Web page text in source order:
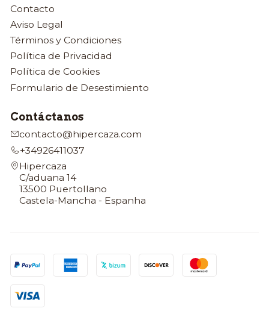
Contacto
Aviso Legal
Términos y Condiciones
Política de Privacidad
Política de Cookies
Formulario de Desestimiento
Contáctanos
contacto@hipercaza.com
+34926411037
Hipercaza
C/aduana 14
13500 Puertollano
Castela-Mancha - Espanha